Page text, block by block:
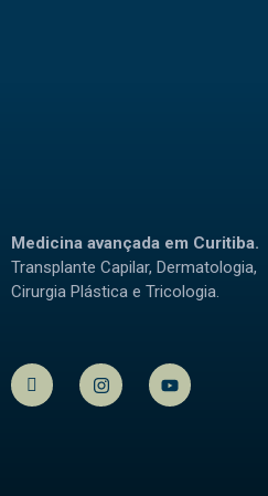
Medicina avançada em Curitiba.
Transplante Capilar, Dermatologia,
Cirurgia Plástica e Tricologia.